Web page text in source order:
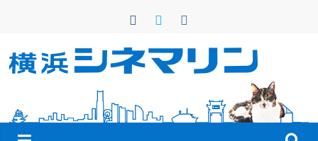
ン
横
浜